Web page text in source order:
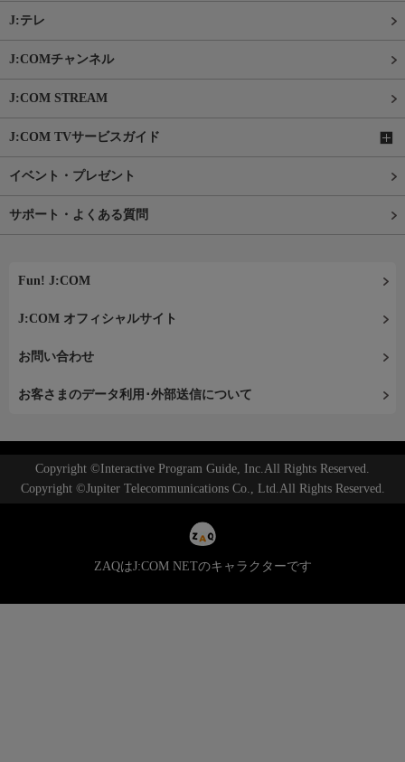
J:テレ
J:COMチャンネル
J:COM STREAM
J:COM TVサービスガイド
イベント・プレゼント
サポート・よくある質問
Fun! J:COM
J:COM オフィシャルサイト
お問い合わせ
お客さまのデータ利用･外部送信について
Copyright ©Interactive Program Guide, Inc.All Rights Reserved.
Copyright ©Jupiter Telecommunications Co., Ltd.All Rights Reserved.
ZAQはJ:COM NETのキャラクターです